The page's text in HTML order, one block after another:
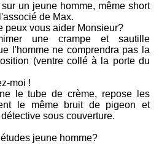
un jeune homme, même short
de Max.
peux vous aider Monsieur?
une crampe et sautille
l'homme ne comprendra pas la
(ventre collé à la porte du
moi !
le tube de crème, repose les
le même bruit de pigeon et
sous couverture.
jeune homme?